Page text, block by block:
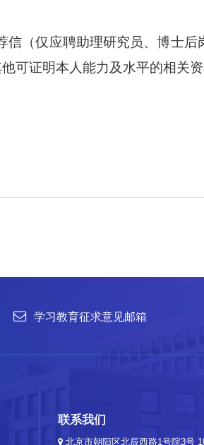
信（仅应聘助理研究员、博士后
他可证明本人能力及水平的相关资
64807462
菌种销售：86-10-
菌种保藏与鉴定：